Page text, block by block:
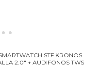
STF KRONOS
2.0" + AUDIFONOS TWS